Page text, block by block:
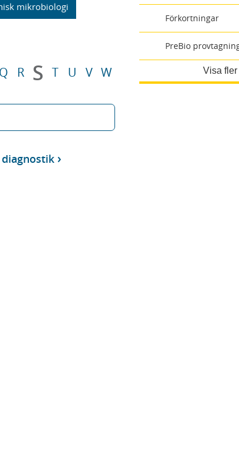
Förkortningar
PreBio
Visa fler
mikrobiologi
Q R S T U V W